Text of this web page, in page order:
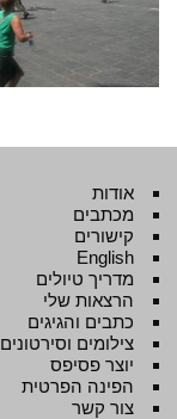
אודות
מכתבים
קישורים
English
מדריך טיולים
הרצאות שלי
כתבים והגיגים
צילומים וסירטונים
יוצר פסיפס
הפינה הפרטית
צור קשר